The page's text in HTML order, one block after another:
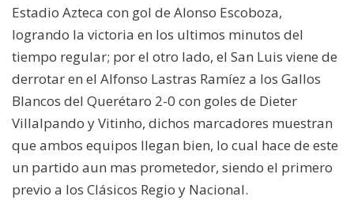
Estadio Azteca con gol de Alonso Escoboza,
logrando la victoria en los ultimos minutos del
tiempo regular; por el otro lado, el San Luis viene de
derrotar en el Alfonso Lastras Ramíez a los Gallos
Blancos del Querétaro 2-0 con goles de Dieter
Villalpando y Vitinho, dichos marcadores muestran
que ambos equipos llegan bien, lo cual hace de este
un partido aun mas prometedor, siendo el primero
previo a los Clásicos Regio y Nacional.